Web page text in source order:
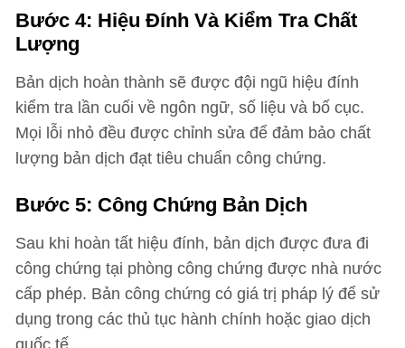
Bước 4: Hiệu Đính Và Kiểm Tra Chất
Lượng
Bản dịch hoàn thành sẽ được đội ngũ hiệu đính
kiểm tra lần cuối về ngôn ngữ, số liệu và bố cục.
Mọi lỗi nhỏ đều được chỉnh sửa để đảm bảo chất
lượng bản dịch đạt tiêu chuẩn công chứng.
Bước 5: Công Chứng Bản Dịch
Sau khi hoàn tất hiệu đính, bản dịch được đưa đi
công chứng tại phòng công chứng được nhà nước
cấp phép. Bản công chứng có giá trị pháp lý để sử
dụng trong các thủ tục hành chính hoặc giao dịch
quốc tế.